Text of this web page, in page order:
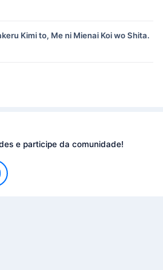
Kimi to, Me ni Mienai Koi wo Shita.
e participe da comunidade!